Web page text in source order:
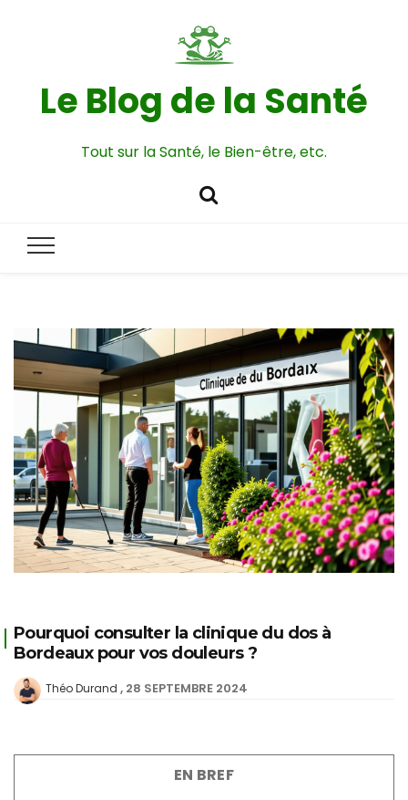
Le Blog de la Santé
Tout sur la Santé, le Bien-être, etc.
Pourquoi consulter la clinique du dos à
Bordeaux pour vos douleurs ?
Théo Durand 28 SEPTEMBRE 2024
EN BREF